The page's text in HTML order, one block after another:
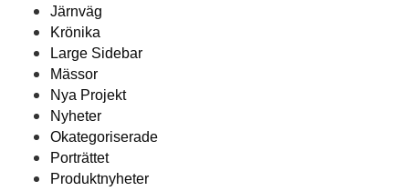
Järnväg
Krönika
Large Sidebar
Mässor
Nya Projekt
Nyheter
Okategoriserade
Porträttet
Produktnyheter